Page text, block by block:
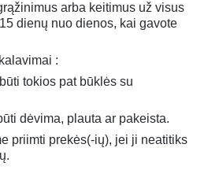
arba keitimus už visus
dienų nuo dienos, kai gavote
:
tokios pat būklės su
dėvima, plauta ar pakeista.
priimti prekės(-ių), jei ji neatitiks